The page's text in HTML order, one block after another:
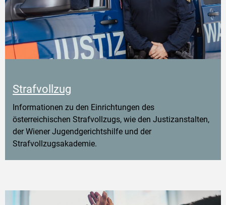
Strafvollzug
Informationen zu den Einrichtungen des
österreichischen Strafvollzugs, wie den Justizanstalten,
der Wiener Jugendgerichtshilfe und der
Strafvollzugsakademie.